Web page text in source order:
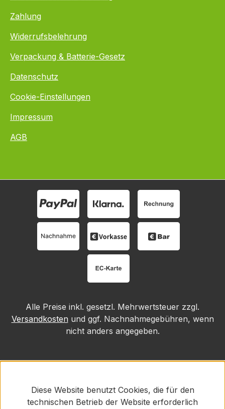
Zahlung
Widerrufsbelehrung
Verpackung & Batterie-Gesetz
Datenschutz
Cookie-Einstellungen
Impressum
AGB
Alle Preise inkl. gesetzl. Mehrwertsteuer zzgl.
Versandkosten und ggf. Nachnahmegebühren, wenn
nicht anders angegeben.
Diese Website benutzt Cookies, die für den
technischen Betrieb der Website erforderlich